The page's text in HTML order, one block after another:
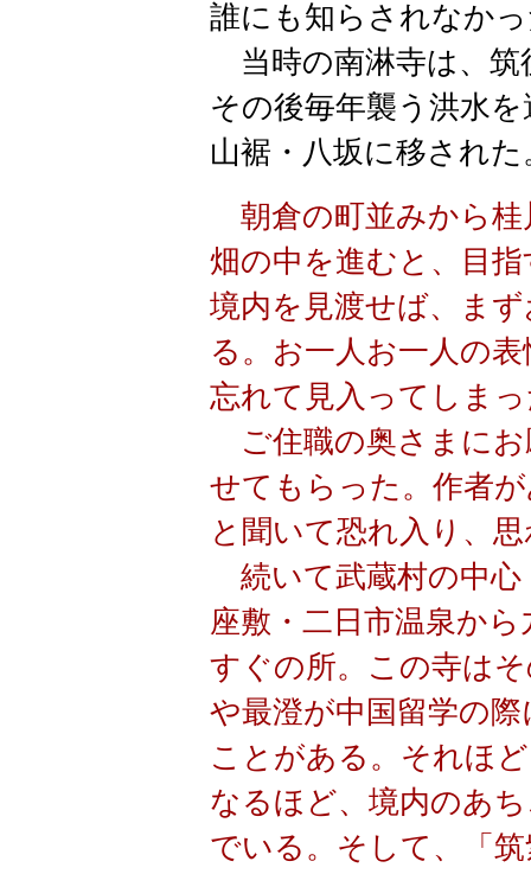
誰にも知らされなか
当時の南淋寺は、
その後毎年襲う洪水
山裾・八坂に移された
朝倉の町並みから桂
畑の中を進むと、目
境内を見渡せば、ま
る。お一人お一人の
忘れて見入ってしま
ご住職の奥さまに
せてもらった。作者
と聞いて恐れ入り、
続いて武蔵村の中
座敷・二日市温泉か
すぐの所。この寺は
や最澄が中国留学の
ことがある。それほ
なるほど、境内のあ
でいる。そして、「